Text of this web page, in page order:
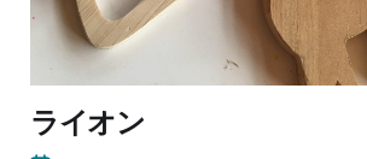
ライオン